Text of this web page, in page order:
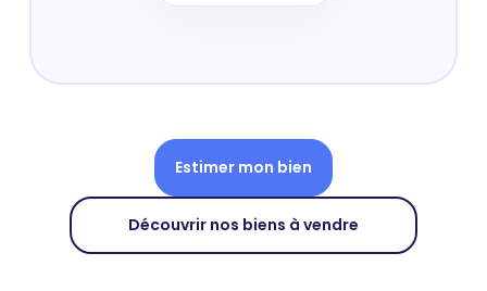
Estimer mon bien
Découvrir nos biens à vendre